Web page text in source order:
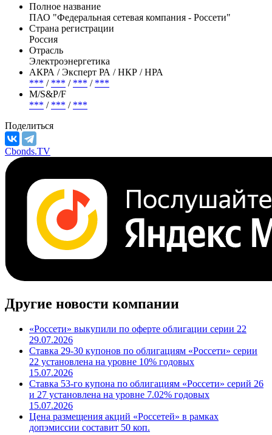
Полное название
ПАО "Федеральная сетевая компания - Россети"
Страна регистрации
Россия
Отрасль
Электроэнергетика
АКРА / Эксперт РА / НКР / НРА
*** / *** / *** / ***
М/S&P/F
*** / *** / ***
Поделиться
Cbonds.TV
Другие новости компании
«Россети» выкупили по оферте облигации серии 22
29.07.2026
Ставка 29-30 купонов по облигациям «Россети» серии
22 установлена на уровне 10% годовых
15.07.2026
Ставка 53-го купона по облигациям «Россети» серий 26
и 27 установлена на уровне 7.02% годовых
15.07.2026
Цена размещения акций «Россетей» в рамках
допэмиссии составит 50 коп.